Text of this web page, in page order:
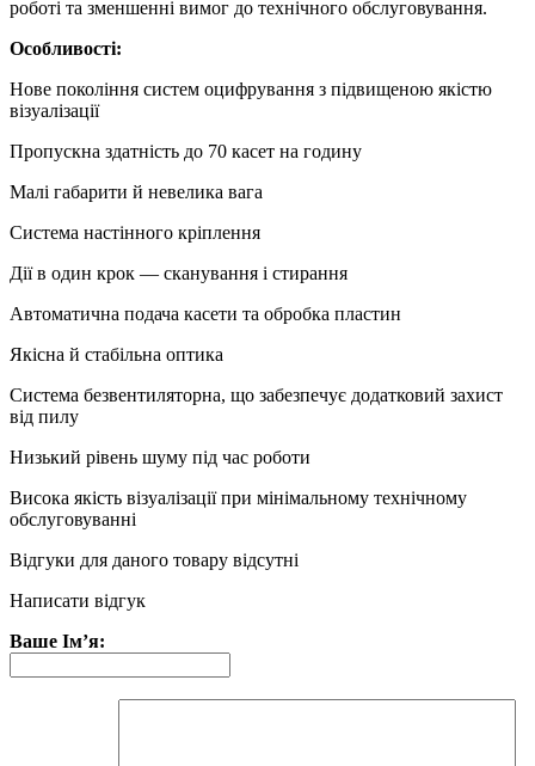
роботі та зменшенні вимог до технічного обслуговування.
Особливості:
Нове покоління систем оцифрування з підвищеною якістю
візуалізації
Пропускна здатність до 70 касет на годину
Малі габарити й невелика вага
Система настінного кріплення
Дії в один крок — сканування і стирання
Автоматична подача касети та обробка пластин
Якісна й стабільна оптика
Система безвентиляторна, що забезпечує додатковий захист
від пилу
Низький рівень шуму під час роботи
Висока якість візуалізації при мінімальному технічному
обслуговуванні
Відгуки для даного товару відсутні
Написати відгук
Ваше Ім’я: